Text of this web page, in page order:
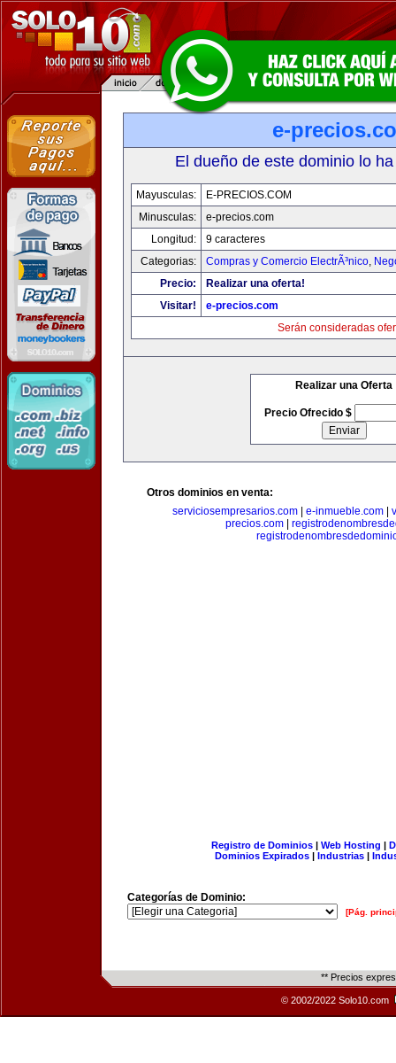
e-
El dueño de este dominio lo
Mayusculas:
E-PRECIOS.COM
Minusculas:
e-precios.com
Longitud:
9 caracteres
Categorias:
Compras y Comercio ElectrÃ³nico,
Precio:
Realizar una oferta!
Visitar!
e-precios.com
Serán consideradas
Realizar una Oferta
Precio Ofrecido $
Otros dominios en venta:
serviciosempresarios.com| e-inmueble.com|
precios.com
Registro de Dominios| Web Hosting |
Dominios Expirados | Industrias |
Categorías de Dominio:
[Pág.
** Precios
© 2002/2022 Solo10.com